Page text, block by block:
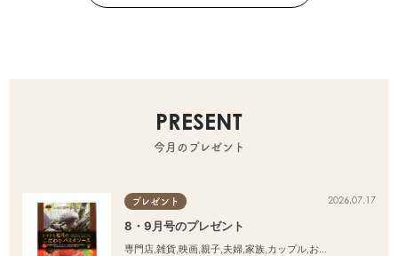
PRESENT
今月のプレゼント
プレゼント 2026.07.17
8・9月号のプレゼント
専門店,雑貨,映画,親子,夫婦,家族,カップル,おひとりさま